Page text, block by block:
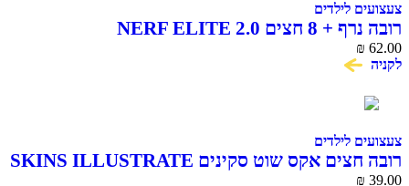
צעצועים לילדים
רובה נרף + 8 חצים NERF ELITE 2.0
₪ 62.00
לקניה
צעצועים לילדים
רובה חצים אקס שוט סקינים SKINS ILLUSTRATE
₪ 39.00